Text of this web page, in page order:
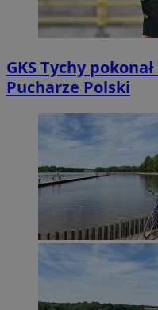
GKS Tychy
Pucharze Polski